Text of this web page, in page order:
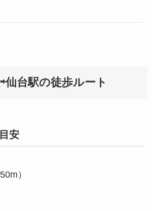
仙台駅の徒歩ルート
安
）